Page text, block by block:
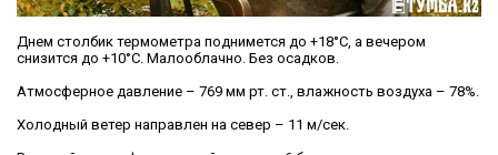
Днем столбик термометра поднимется до +18°C, а вечером
снизится до +10°C. Малооблачно. Без осадков.
Атмосферное давление – 769 мм рт. ст., влажность воздуха – 78%.
Холодный ветер направлен на север – 11 м/сек.